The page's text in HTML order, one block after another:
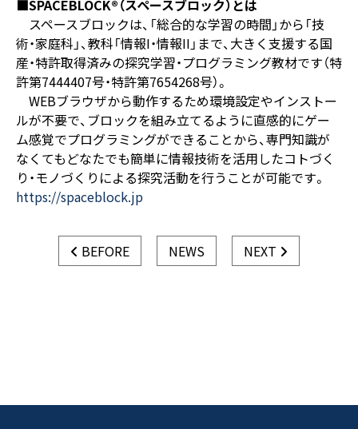
■SPACEBLOCK®（スペースブロック）とは
スペースブロックは、「総合的な学習の時間」から「技
術・家庭科」、教科「情報I・情報II」まで、大きく支援する国
産・特許取得済みの探究学習・プログラミング教材です（特
許第7444407号・特許第7654268号）。
WEBブラウザから動作するため環境設定やインストー
ルが不要で、ブロックを組み立てるように直感的にゲー
ム感覚でプログラミングができることから、専門知識が
なくてもどなたでも簡単に情報技術を活用したコトづく
り・モノづくりによる探究活動を行うことが可能です。
https://spaceblock.jp
BEFORE NEWS NEXT